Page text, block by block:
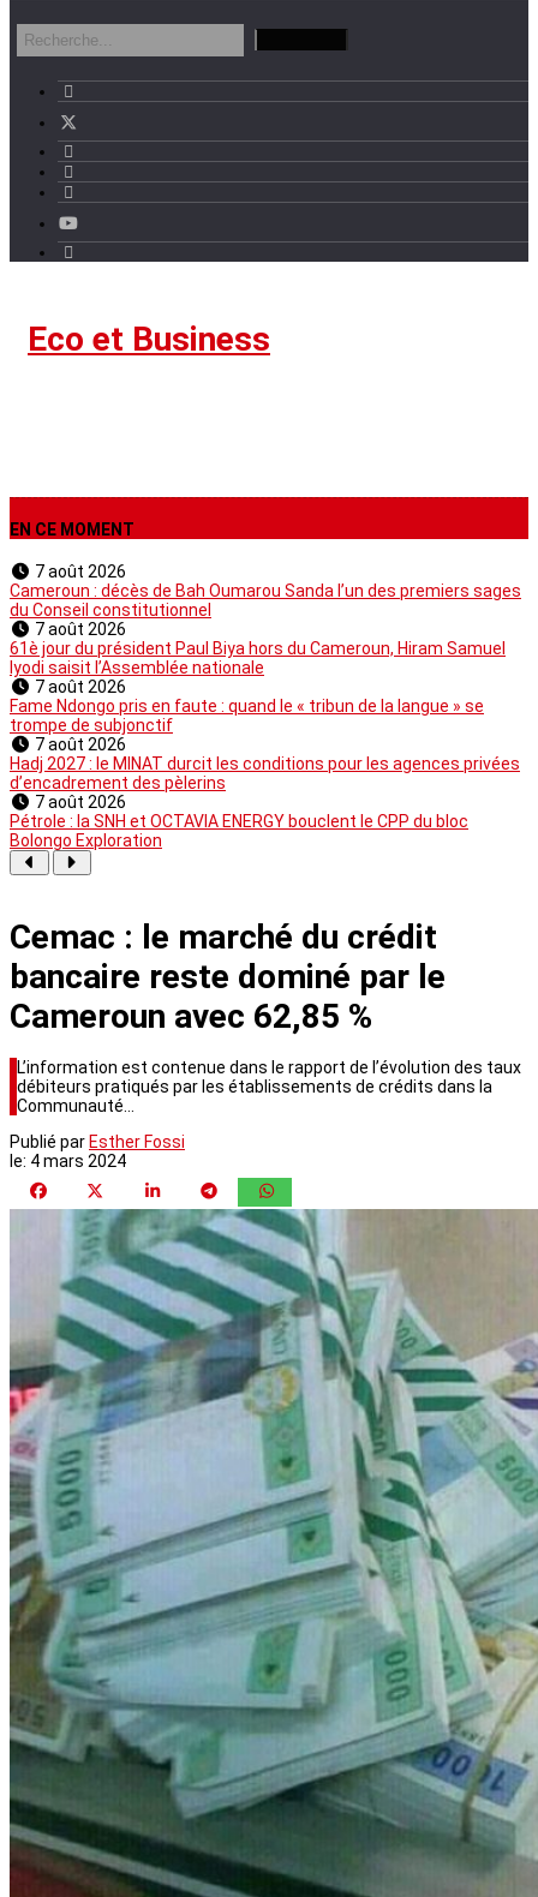
Eco et Business
EN CE MOMENT
7 août 2026
Cameroun : décès de Bah Oumarou Sanda l’un des premiers sages
du Conseil constitutionnel
7 août 2026
61è jour du président Paul Biya hors du Cameroun, Hiram Samuel
Iyodi saisit l’Assemblée nationale
7 août 2026
Fame Ndongo pris en faute : quand le « tribun de la langue » se
trompe de subjonctif
7 août 2026
Hadj 2027 : le MINAT durcit les conditions pour les agences privées
d’encadrement des pèlerins
7 août 2026
Pétrole : la SNH et OCTAVIA ENERGY bouclent le CPP du bloc
Bolongo Exploration
Cemac : le marché du crédit
bancaire reste dominé par le
Cameroun avec 62,85 %
L’information est contenue dans le rapport de l’évolution des taux
débiteurs pratiqués par les établissements de crédits dans la
Communauté…
Publié par Esther Fossi
le: 4 mars 2024